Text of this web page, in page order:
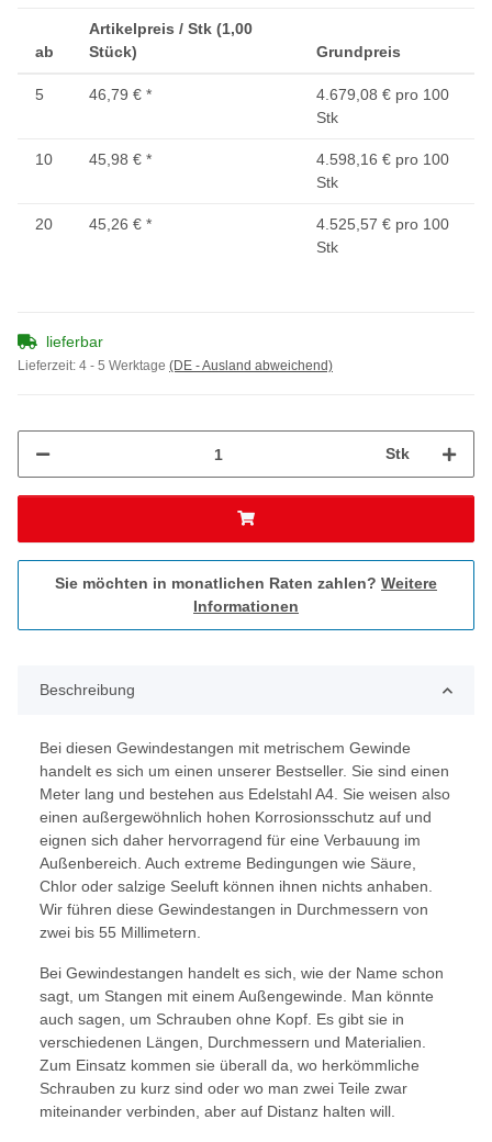
ab
Artikelpreis / Stk (1,00
Stück)
Grundpreis
5 46,79 € *
4.679,08 € pro 100
Stk
10 45,98 € *
4.598,16 € pro 100
Stk
20 45,26 € *
4.525,57 € pro 100
Stk
lieferbar
Lieferzeit: 4 - 5 Werktage (DE - Ausland abweichend)
Stk
Sie möchten in monatlichen Raten zahlen? Weitere
Informationen
Beschreibung
Bei diesen Gewindestangen mit metrischem Gewinde
handelt es sich um einen unserer Bestseller. Sie sind einen
Meter lang und bestehen aus Edelstahl A4. Sie weisen also
einen außergewöhnlich hohen Korrosionsschutz auf und
eignen sich daher hervorragend für eine Verbauung im
Außenbereich. Auch extreme Bedingungen wie Säure,
Chlor oder salzige Seeluft können ihnen nichts anhaben.
Wir führen diese Gewindestangen in Durchmessern von
zwei bis 55 Millimetern.
Bei Gewindestangen handelt es sich, wie der Name schon
sagt, um Stangen mit einem Außengewinde. Man könnte
auch sagen, um Schrauben ohne Kopf. Es gibt sie in
verschiedenen Längen, Durchmessern und Materialien.
Zum Einsatz kommen sie überall da, wo herkömmliche
Schrauben zu kurz sind oder wo man zwei Teile zwar
miteinander verbinden, aber auf Distanz halten will.